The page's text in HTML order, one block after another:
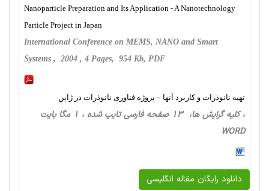
Nanoparticle Preparation and Its Application - A Nanotechnology
Particle Project in Japan
International Conference on MEMS, NANO and Smart
Systems , 2004 , 4 Pages, 954 Kb, PDF
تهیه نانوذرات و کاربرد آنها – پروژه فناوری نانوذرات در ژاپن
، کلیه گرایش ها، 13 صفحه فارسی تایپ شده ، 1 مگا بایت
WORD
دانلود رایگان مقاله انگلیسی